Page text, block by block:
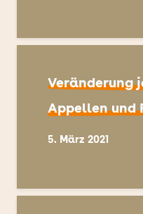
Veränderung
Appellen und
5. März 2021